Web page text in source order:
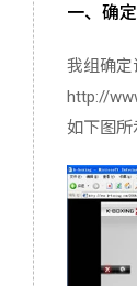
关于我
一、确
我组确定
http://
如下图所